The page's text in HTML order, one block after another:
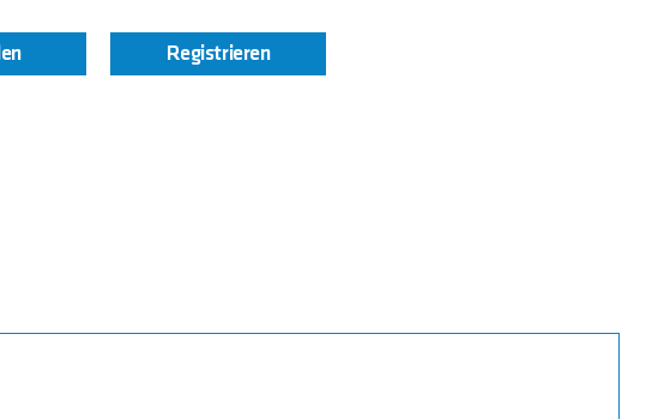
Registrieren